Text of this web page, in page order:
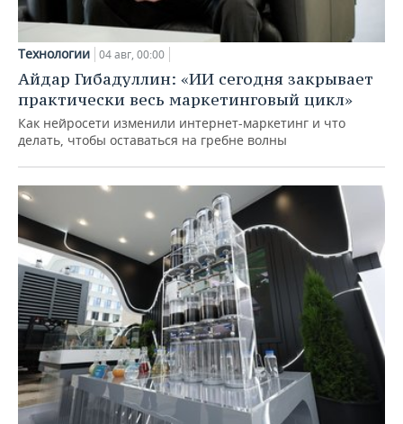
Технологии 04 авг, 00:00
Айдар Гибадуллин: «ИИ сегодня закрывает
практически весь маркетинговый цикл»
Как нейросети изменили интернет-маркетинг и что
делать, чтобы оставаться на гребне волны